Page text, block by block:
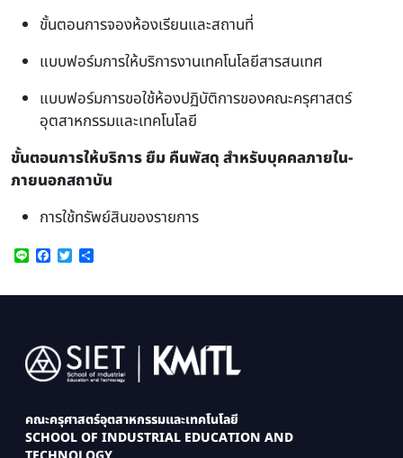
ขั้นตอนการจองห้องเรียนและสถานที่
แบบฟอร์มการให้บริการงานเทคโนโลยีสารสนเทศ
แบบฟอร์มการขอใช้ห้องปฏิบัติการของคณะครุศาสตร์
อุตสาหกรรมและเทคโนโลยี
ขั้นตอนการให้บริการ ยืม คืนพัสดุ สำหรับบุคคลภายใน-
ภายนอกสถาบัน
การใช้ทรัพย์สินของรายการ
Line Facebook
Twitter
Image
คณะครุศาสตร์อุตสาหกรรมและเทคโนโลยี
SCHOOL OF INDUSTRIAL EDUCATION AND